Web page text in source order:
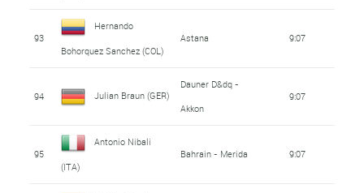
93
Hernando
Bohorquez Sanchez (COL)
Astana 9:07
94 Julian Braun (GER)
Dauner D&dq -
Akkon
9:07
95
Antonio Nibali
(ITA)
Bahrain - Merida 9:07